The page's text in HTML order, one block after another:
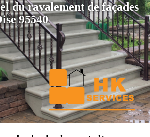
du ravalement de façades
95540